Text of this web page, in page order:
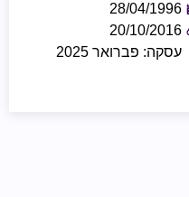
28/04/1996
20/10/2016
עסקה: פברואר 2025